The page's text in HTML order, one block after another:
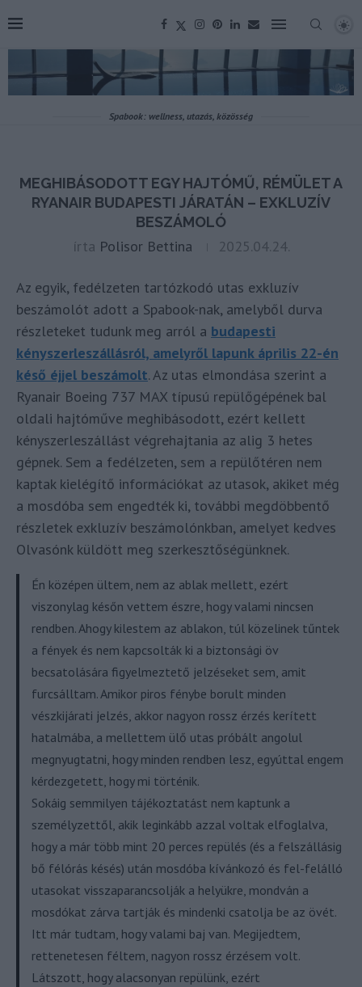
Spabook: wellness, utazás, közösség
MEGHIBÁSODOTT EGY HAJTÓMŰ, RÉMÜLET A
RYANAIR BUDAPESTI JÁRATÁN – EXKLUZÍV
BESZÁMOLÓ
írta Polisor Bettina 2025.04.24.
Az egyik, fedélzeten tartózkodó utas exkluzív
beszámolót adott a Spabook-nak, amelyből durva
részleteket tudunk meg arról a budapesti
kényszerleszállásról, amelyről lapunk április 22-én
késő éjjel beszámolt. Az utas elmondása szerint a
Ryanair Boeing 737 MAX típusú repülőgépének bal
oldali hajtóműve meghibásodott, ezért kellett
kényszerleszállást végrehajtania az alig 3 hetes
gépnek. Sem a fedélzeten, sem a repülőtéren nem
kaptak kielégítő információkat az utasok, akiket még
a mosdóba sem engedték ki, további megdöbbentő
részletek exkluzív beszámolónkban, amelyet kedves
Olvasónk küldött meg szerkesztőségünknek.
Én középen ültem, nem az ablak mellett, ezért
viszonylag későn vettem észre, hogy valami nincsen
rendben. Ahogy kilestem az ablakon, túl közelinek tűntek
a fények és nem kapcsolták ki a biztonsági öv
becsatolására figyelmeztető jelzéseket sem, amit
furcsálltam. Amikor piros fénybe borult minden
vészkijárati jelzés, akkor nagyon rossz érzés kerített
hatalmába, a mellettem ülő utas próbált angolul
megnyugtatni, hogy minden rendben lesz, egyúttal engem
kérdezgetett, hogy mi történik.
Sokáig semmilyen tájékoztatást nem kaptunk a
személyzettől, akik leginkább azzal voltak elfoglalva,
hogy a már több mint 20 perces repülés (és a felszállásig
bő félórás késés) után mosdóba kívánkozó és fel-felálló
utasokat visszaparancsolják a helyükre, mondván a
mosdókat zárva tartják és mindenki csatolja be az övét.
Itt már tudtam, hogy valami baj van. Megijedtem,
rettenetesen féltem, nagyon rossz érzésem volt.
Látszott, hogy alacsonyan repülünk, ezért